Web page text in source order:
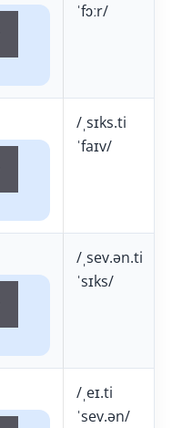
ˈfɔːr/
/ˌsɪks.ti
ˈfaɪv/
/ˌsev.ən.ti
ˈsɪks/
/ˌeɪ.ti
ˈsev.ən/